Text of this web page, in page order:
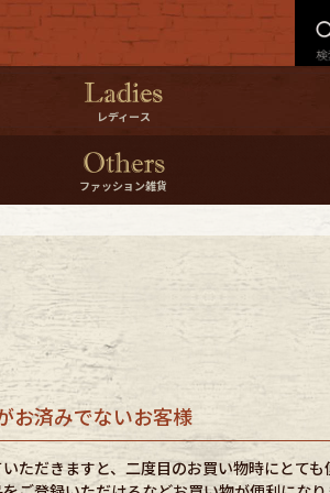
レディース
ファッション雑貨
お済みでないお客様
ただきますと、二度目のお買い物時にとても